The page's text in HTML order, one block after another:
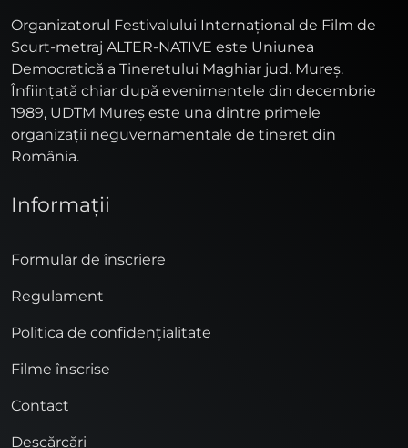
Organizatorul Festivalului Internaţional de Film de
Scurt-metraj ALTER-NATIVE este Uniunea
Democratică a Tineretului Maghiar jud. Mureş.
Înfiinţată chiar după evenimentele din decembrie
1989, UDTM Mureş este una dintre primele
organizaţii neguvernamentale de tineret din
România.
Informaţii
Formular de înscriere
Regulament
Politica de confidențialitate
Filme înscrise
Contact
Descărcări